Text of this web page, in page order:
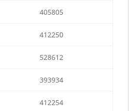
405805
412250
528612
393934
412254